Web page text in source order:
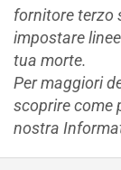
fornitore terzo
impostare
tua morte.
Per maggiori
scoprire come
nostra